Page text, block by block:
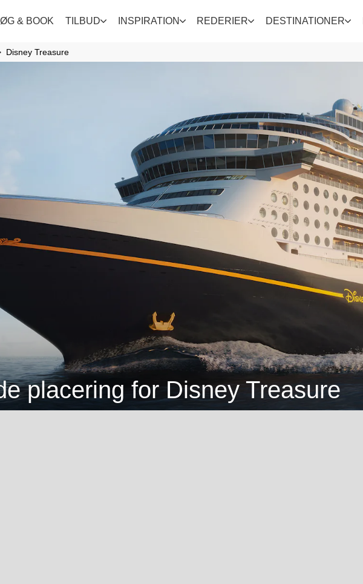
& BOOK TILBUD INSPIRATION REDERIER DESTINATIONER
Disney Treasure
placering for Disney Treasure